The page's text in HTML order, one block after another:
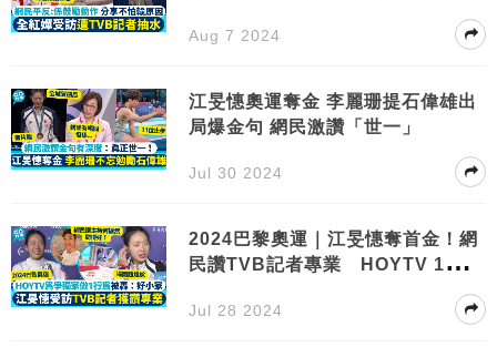
Aug 7 2024
江旻憓奧運奪金 李麗珊提石偉雄出
局爆金句 網民激讚「世一」
Jul 30 2024
2024巴黎奧運｜江旻憓奪首金！網
民讚TVB記者專業 HOYTV 1行為
Jul 28 2024